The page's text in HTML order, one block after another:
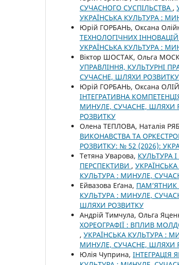
СУЧАСНОГО СУСПІЛЬСТВА ,
УКРАЇНСЬКА КУЛЬТУРА :
Юрій ГОРБАНЬ, Оксана
ТЕХНОЛОГІЧНИХ ІННОВАЦІЙ
УКРАЇНСЬКА КУЛЬТУРА :
Віктор ШОСТАК, Ольга
УПРАВЛІННЯ, КУЛЬТУРНІ
СУЧАСНЕ, ШЛЯХИ
Юрій ГОРБАНЬ, Оксана
ІНТЕГРАТИВНА
МИНУЛЕ, СУЧАСНЕ, ШЛЯХИ
РОЗВИТКУ
Олена ТЕПЛОВА, Наталія
ВИКОНАВСТВА ТА
РОЗВИТКУ: № 52 (2026):
Тетяна Уварова, КУЛЬТУРА
ПЕРСПЕКТИВИ ,
КУЛЬТУРА : МИНУЛЕ,
Ейвазова Еґана, ПАМ’ЯТНИК
КУЛЬТУРА : МИНУЛЕ,
ШЛЯХИ РОЗВИТКУ
Андрій Тимчула, Ольга
ХОРЕОГРАФІЇ : ВПЛИВ
, УКРАЇНСЬКА КУЛЬТУРА :
МИНУЛЕ, СУЧАСНЕ, ШЛЯХИ
Юлія Чуприна,